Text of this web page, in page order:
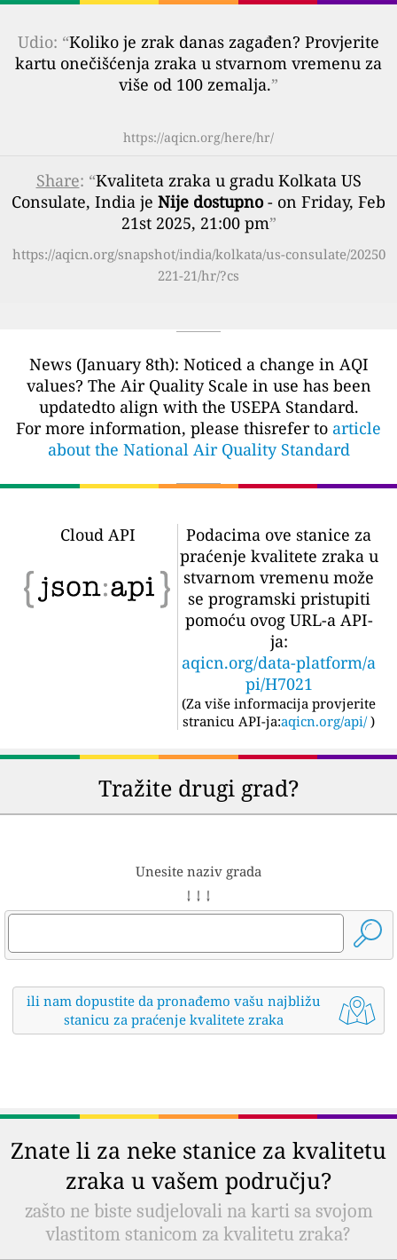
Udio: “Koliko je zrak danas zagađen? Provjerite
kartu onečišćenja zraka u stvarnom vremenu za
više od 100 zemalja.”
https://aqicn.org/here/hr/
Share: “Kvaliteta zraka u gradu Kolkata US
Consulate, India je Nije dostupno- on Friday, Feb
21st 2025, 21:00 pm”
https://aqicn.org/snapshot/india/kolkata/us-consulate/20250
221-21/hr/?cs
News (January 8th): Noticed a change in AQI
values? The Air Quality Scale in use has been
updatedto align with the USEPA Standard.
For more information, please thisrefer to article
about the National Air Quality Standard
Cloud API
Podacima ove stanice za
praćenje kvalitete zraka u
stvarnom vremenu može
se programski pristupiti
pomoću ovog URL-a API-
ja:
aqicn.org/data-platform/a
pi/H7021
(Za više informacija provjerite
stranicu API-ja:aqicn.org/api/ )
Tražite drugi grad?
Unesite naziv grada
↓ ↓ ↓
ili nam dopustite da pronađemo vašu najbližu
stanicu za praćenje kvalitete zraka
Znate li za neke stanice za kvalitetu
zraka u vašem području?
zašto ne biste sudjelovali na karti sa svojom
vlastitom stanicom za kvalitetu zraka?